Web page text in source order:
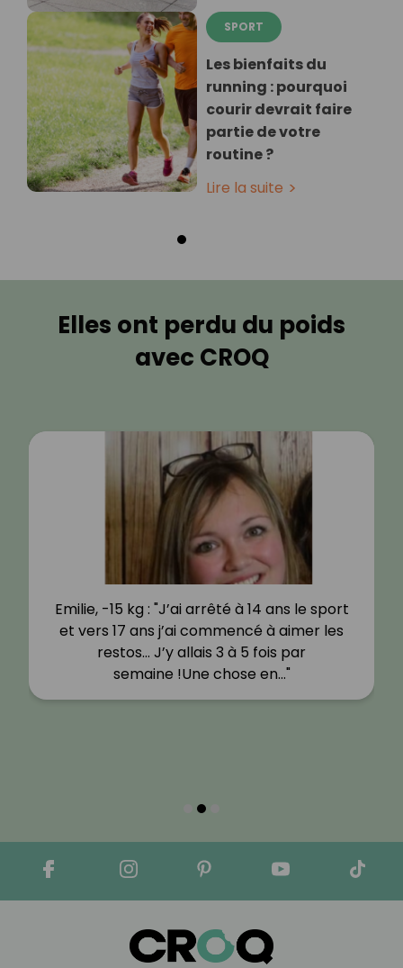
SPORT
Les bienfaits du
running : pourquoi
courir devrait faire
partie de votre
routine ?
Lire la suite
Elles ont perdu du poids
avec CROQ
Emilie, -15 kg : "J’ai arrêté à 14 ans le sport
et vers 17 ans j’ai commencé à aimer les
restos… J’y allais 3 à 5 fois par
semaine !Une chose en…"